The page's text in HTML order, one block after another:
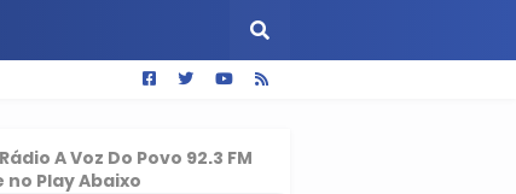
Rádio A Voz Do Povo 92.3 FM
no Play Abaixo